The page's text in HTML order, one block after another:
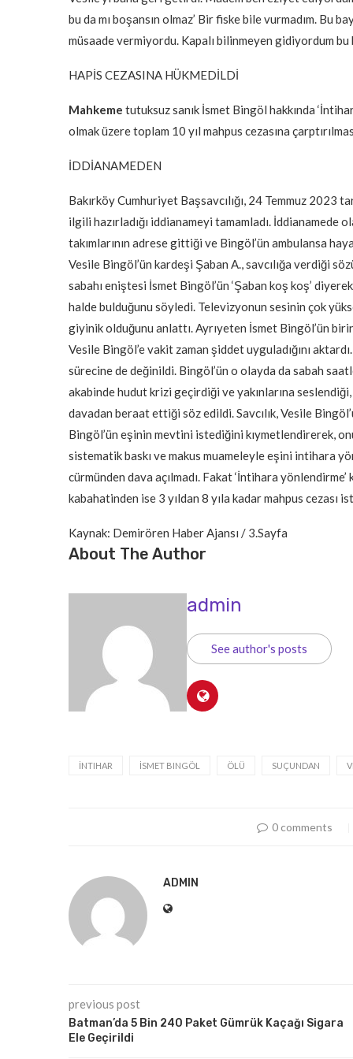
bu da mı boşansın olmaz’ Bir fiske bile vurmadım. Bu
müsaade vermiyordu. Kapalı bilinmeyen gidiyordum bu
HAPİS CEZASINA HÜKMEDİLDİ
Mahkeme tutuksuz sanık İsmet Bingöl hakkında
olmak üzere toplam 10 yıl mahpus cezasına
İDDİANAMEDEN
Bakırköy Cumhuriyet Başsavcılığı, 24 Temmuz 2023
ilgili hazırladığı iddianameyi tamamladı. İddianamede
takımlarının adrese gittiği ve Bingöl’ün ambulansa
Vesile Bingöl’ün kardeşi Şaban A., savcılığa verdiği
sabahı eniştesi İsmet Bingöl’ün ‘Şaban koş koş’
halde bulduğunu söyledi. Televizyonun sesinin çok
giyinik olduğunu anlattı. Ayrıyeten İsmet Bingöl’ün
Vesile Bingöl’e vakit zaman şiddet uyguladığını
sürecine de değinildi. Bingöl’ün o olayda da sabah
akabinde hudut krizi geçirdiği ve yakınlarına
davadan beraat ettiği söz edildi. Savcılık, Vesile
Bingöl’ün eşinin mevtini istediğini kıymetlendirerek,
sistematik baskı ve makus muameleyle eşini intihara
cürmünden dava açılmadı. Fakat ‘İntihara
kabahatinden ise 3 yıldan 8 yıla kadar mahpus cezası
Kaynak: Demirören Haber Ajansı / 3.Sayfa
About The Author
admin
See author's posts
İNTIHAR İSMET BINGÖL ÖLÜ SUÇUNDAN
0 comments
ADMIN
previous post
Batman’da 5 Bin 240 Paket Gümrük Kaçağı Sigara
Ele Geçirildi